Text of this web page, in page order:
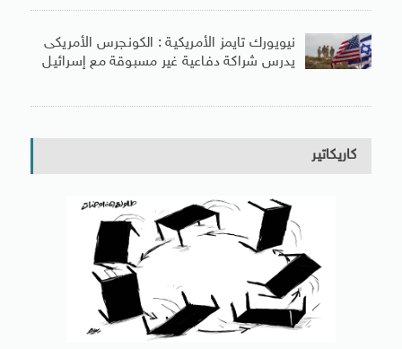
نيويورك تايمز الأمريكية : الكونجرس الأمريكى
يدرس شراكة دفاعية غير مسبوقة مع إسرائيل
كاريكاتير